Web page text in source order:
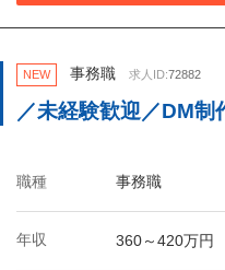
NEW 事務職 求人ID:72882
／未経験歓迎／DM制
職種 事務職
年収 360～420万円